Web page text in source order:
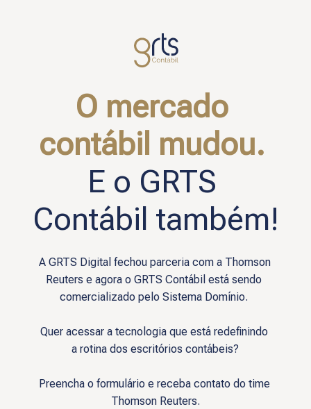
O mercado
contábil mudou.
E o GRTS
Contábil também!
A GRTS Digital fechou parceria com a Thomson
Reuters e agora o GRTS Contábil está sendo
comercializado pelo Sistema Domínio.
Quer acessar a tecnologia que está redefinindo
a rotina dos escritórios contábeis?
Preencha o formulário e receba contato do time
Thomson Reuters.